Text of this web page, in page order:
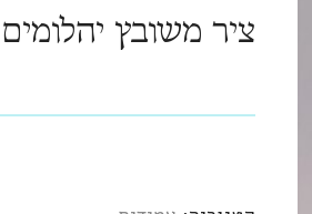
ציר משובץ יהלומים